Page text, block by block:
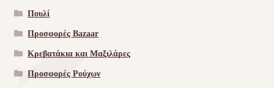
Πουλί
Προσφορές Bazaar
Κρεβατάκια και Μαξιλάρες
Προσφορές Ρούχων